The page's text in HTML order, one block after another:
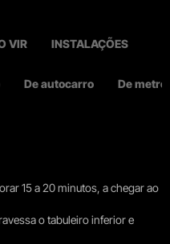
VIR INSTALAÇÕES
De autocarro De metro
15 a 20 minutos, a chegar ao
o tabuleiro inferior e